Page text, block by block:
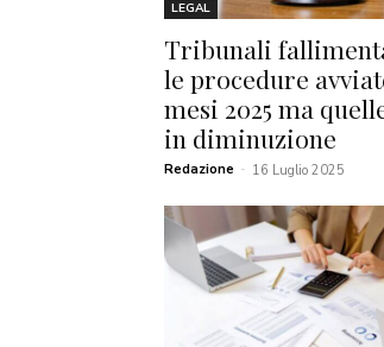
LEGAL
Tribunali
le procedure
mesi 2025 ma
in diminuzione
Redazione - 16 Luglio 2025